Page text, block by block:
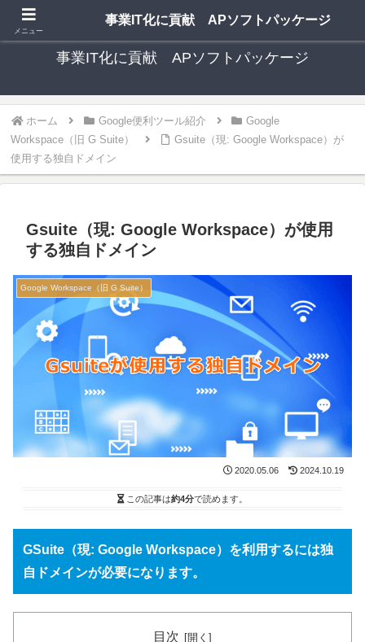
中小事業者向け 格安 手軽な多機能ソフトパッケージ
事業IT化に貢献 APソフトパッケージ
ホーム Google便利ツール紹介
Google
Workspace（旧 G Suite）
Gsuite（現: Google Workspace）が
使用する独自ドメイン
Gsuite（現: Google Workspace）が使用
する独自ドメイン
Google Workspace（旧 G Suite）
2020.05.06 2024.10.19
この記事は約4分で読めます。
GSuite（現: Google Workspace）を利用するには独
自ドメインが必要になります。
目次
メニュー
事業IT化に貢献 APソフトパッケージ